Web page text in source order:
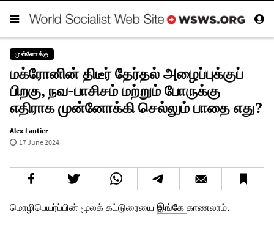
முன்னோக்கு
மக்ரோனின் திடீர் தேர்தல் அழைப்புக்குப்
பிறகு, நவ-பாசிசம் மற்றும் போருக்கு
எதிராக முன்னோக்கி செல்லும் பாதை எது?
Alex Lantier
17 June 2024
மொழிபெயர்ப்பின் மூலக் கட்டுரையை இங்கேகாணலாம்.